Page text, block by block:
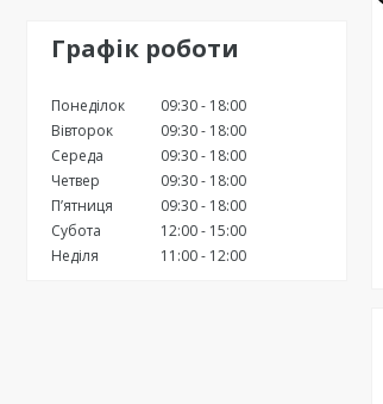
Графік роботи
Понеділок 09:30
18:00
Вівторок
09:30
18:00
Середа
09:30
18:00
Четвер
09:30
18:00
Пʼятниця
09:30
18:00
Субота
12:00
15:00
Неділя
11:00 12:00